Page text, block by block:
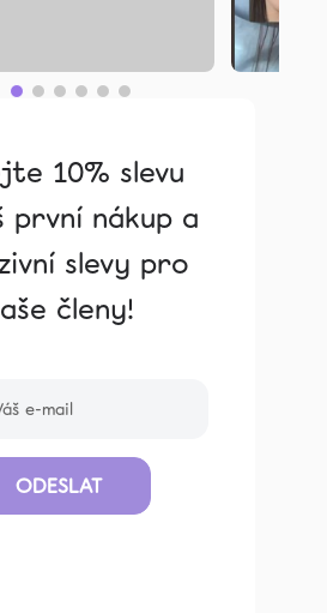
10% slevu
první nákup a
slevy pro
členy!
ODESLAT